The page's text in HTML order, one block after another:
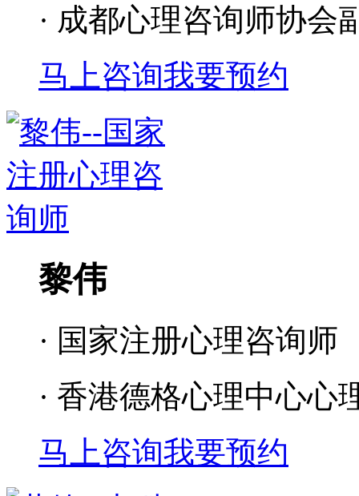
· 成都心理咨询师协会
马上咨询我要预约
黎伟
· 国家注册心理咨询师
· 香港德格心理中心心
马上咨询我要预约